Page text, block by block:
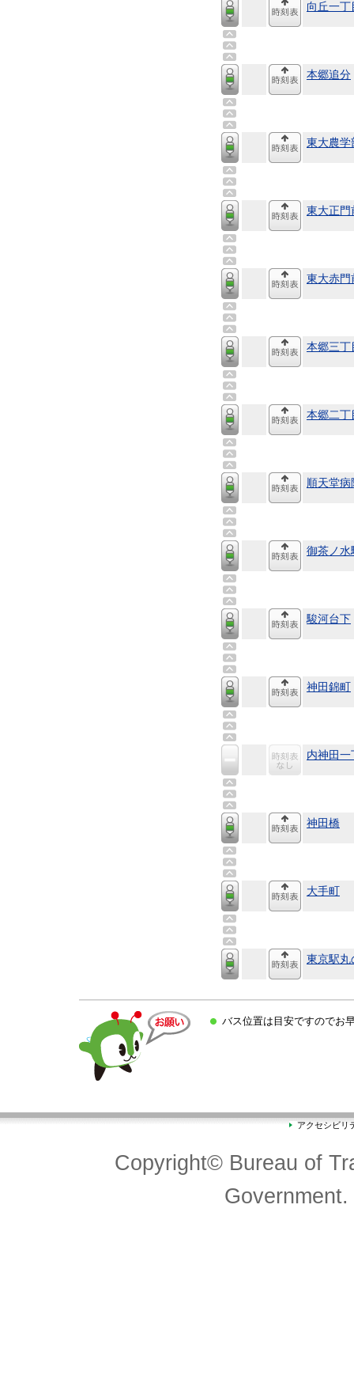
向丘一丁
本郷追分
東大農学
東大正門
東大赤門
本郷三丁
本郷二丁
順天堂病
御茶ノ水
駿河台下
神田錦町
内神田一
神田橋
大手町
東京駅丸
バス位置は目安ですのでお
アクセシビリ
Copyright© Bureau of